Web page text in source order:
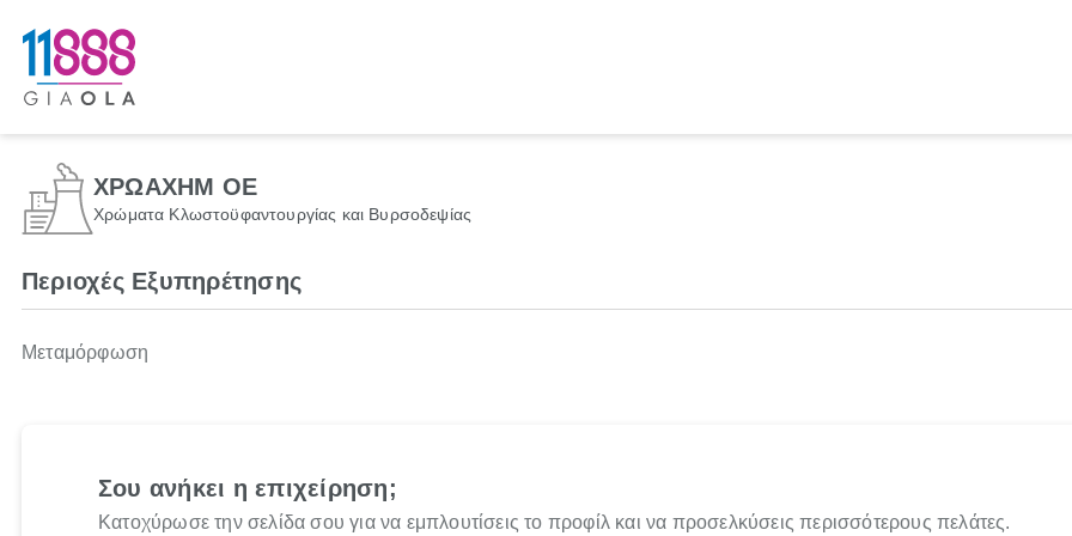
ΧΡΩΑΧΗΜ ΟΕ
Χρώματα Κλωστοϋφαντουργίας και Βυρσοδεψίας
Περιοχές Εξυπηρέτησης
Μεταμόρφωση
Σου ανήκει η επιχείρηση;
Κατοχύρωσε την σελίδα σου για να εμπλουτίσεις το προφίλ και να προσελκύσεις περισσότερους πελάτες.